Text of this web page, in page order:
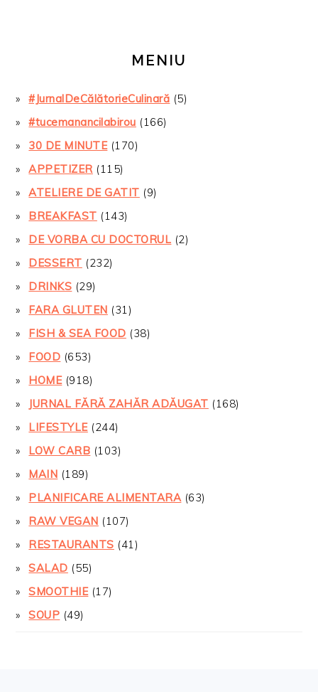
MENIU
#JurnalDeCălătorieCulinară (5)
#tucemanancilabirou (166)
30 DE MINUTE(170)
APPETIZER(115)
ATELIERE DE GATIT (9)
BREAKFAST (143)
DE VORBA CU DOCTORUL (2)
DESSERT (232)
DRINKS (29)
FARA GLUTEN (31)
FISH & SEA FOOD (38)
FOOD (653)
HOME(918)
JURNAL FĂRĂ ZAHĂR ADĂUGAT (168)
LIFESTYLE(244)
LOW CARB (103)
MAIN (189)
PLANIFICARE ALIMENTARA(63)
RAW VEGAN (107)
RESTAURANTS (41)
SALAD (55)
SMOOTHIE(17)
SOUP (49)